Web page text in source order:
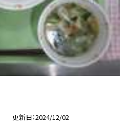
更新日 2024/12/02